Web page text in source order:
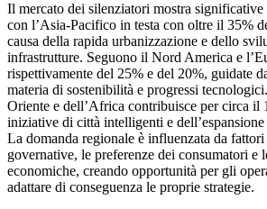
Il mercato dei silenziatori mostra
con l’Asia-Pacifico in testa con oltre il 35%
causa della rapida urbanizzazione e dello
infrastrutture. Seguono il Nord America e
rispettivamente del 25% e del 20%, guidate
materia di sostenibilità e progressi
Oriente e dell’Africa contribuisce per circa il
iniziative di città intelligenti e
La domanda regionale è influenzata da
governative, le preferenze dei consumatori e
economiche, creando opportunità per gli
adattare di conseguenza le proprie strategie.